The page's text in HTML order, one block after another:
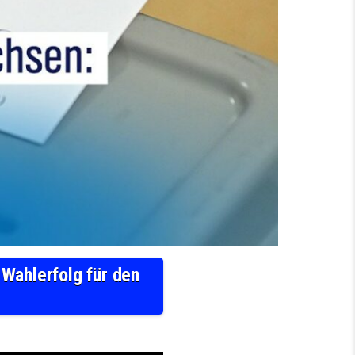
für den
UND SACHSEN: WAS BEDEUTET DER AFD-WAHLERFOLG FÜR DEN NORDEN? | NDR INFO